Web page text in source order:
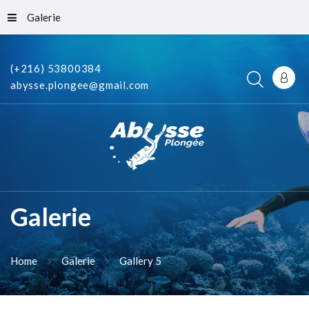
(+216) 53800384
abysse.plongee@gmail.com
Galerie
Galerie
Home Galerie Gallery 5